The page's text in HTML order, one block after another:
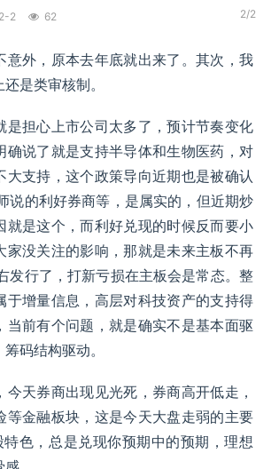
2 62 2/2
意外，原本去年底就出来了。其次，我
是类审核制。
是担心上市公司太多了，预计节奏变化
确说了就是支持半导体和生物医药，对
大支持，这个政策导向近期也是被确认
说的利好券商等，是属实的，但近期炒
就是这个，而利好兑现的时候反而要小
家没关注的影响，那就是未来主板不再
发行了，打新亏损在主板会是常态。整
于增量信息，高层对科技资产的支持得
当前有个问题，就是确实不是基本面驱
码结构驱动。
今天券商出现见光死，券商高开低走，
等金融板块，这是今天大盘走弱的主要
色，总是兑现你预期中的预期，理想